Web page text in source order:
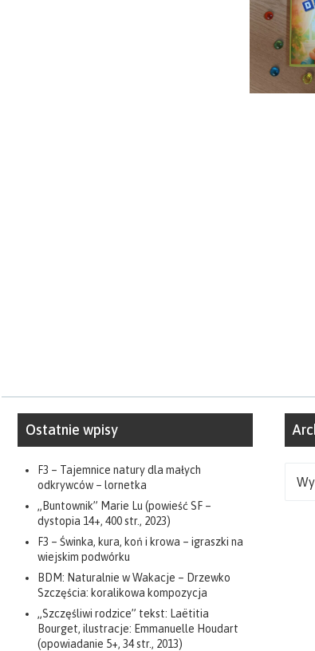
Ostatnie wpisy
F3 – Tajemnice natury dla małych
odkrywców – lornetka
„Buntownik” Marie Lu (powieść SF –
dystopia 14+, 400 str., 2023)
F3 – Świnka, kura, koń i krowa – igraszki na
wiejskim podwórku
BDM: Naturalnie w Wakacje – Drzewko
Szczęścia: koralikowa kompozycja
„Szczęśliwi rodzice” tekst: Laëtitia
Bourget, ilustracje: Emmanuelle Houdart
(opowiadanie 5+, 34 str., 2013)